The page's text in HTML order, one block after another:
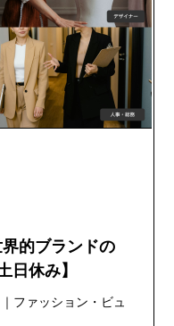
的ブランドの
日休み】
｜ ファッション・ビュ